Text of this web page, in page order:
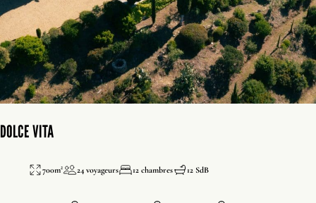
DOLCE VITA
700m² 24 voyageurs 12 chambres 12 SdB